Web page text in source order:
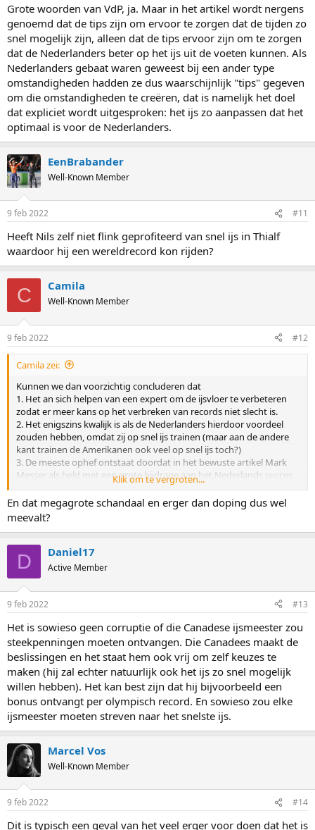
Grote woorden van VdP, ja. Maar in het artikel wordt nergens
genoemd dat de tips zijn om ervoor te zorgen dat de tijden zo
snel mogelijk zijn, alleen dat de tips ervoor zijn om te zorgen
dat de Nederlanders beter op het ijs uit de voeten kunnen. Als
Nederlanders gebaat waren geweest bij een ander type
omstandigheden hadden ze dus waarschijnlijk "tips" gegeven
om die omstandigheden te creëren, dat is namelijk het doel
dat expliciet wordt uitgesproken: het ijs zo aanpassen dat het
optimaal is voor de Nederlanders.
EenBrabander
Well-Known Member
9 feb 2022 #11
Heeft Nils zelf niet flink geprofiteerd van snel ijs in Thialf
waardoor hij een wereldrecord kon rijden?
C Camila
Well-Known Member
9 feb 2022 #12
Camila zei:
Kunnen we dan voorzichtig concluderen dat
1. Het an sich helpen van een expert om de ijsvloer te verbeteren
zodat er meer kans op het verbreken van records niet slecht is.
2. Het enigszins kwalijk is als de Nederlanders hierdoor voordeel
zouden hebben, omdat zij op snel ijs trainen (maar aan de andere
kant trainen de Amerikanen ook veel op snel ijs toch?)
3. De meeste ophef ontstaat doordat in het bewuste artikel Mark
Messer als held met een grote bijdrage aan het Nederlands succes
wordt neergezet (terwijl dit waarschijnlijk objectief gezien heeeel erg
meevalt)
Klik om te vergroten...
En dat megagrote schandaal en erger dan doping dus wel
meevalt?
D Daniel17
Active Member
9 feb 2022 #13
Het is sowieso geen corruptie of die Canadese ijsmeester zou
steekpenningen moeten ontvangen. Die Canadees maakt de
beslissingen en het staat hem ook vrij om zelf keuzes te
maken (hij zal echter natuurlijk ook het ijs zo snel mogelijk
willen hebben). Het kan best zijn dat hij bijvoorbeeld een
bonus ontvangt per olympisch record. En sowieso zou elke
ijsmeester moeten streven naar het snelste ijs.
Marcel Vos
Well-Known Member
9 feb 2022 #14
Dit is typisch een geval van het veel erger voor doen dat het is